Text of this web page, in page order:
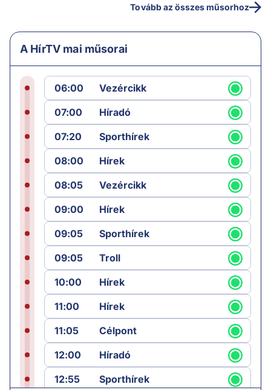
Tovább az összes műsorhoz
A HírTV mai műsorai
06:00
Vezércikk
07:00
Híradó
07:20
Sporthírek
08:00
Hírek
08:05
Vezércikk
09:00
Hírek
09:05
Sporthírek
09:05
Troll
10:00
Hírek
11:00
Hírek
11:05
Célpont
12:00
Híradó
12:55
Sporthírek